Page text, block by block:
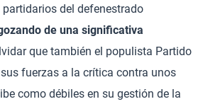
del defenestrado
de una significativa
que también el populista Partido
fuerzas a la crítica contra unos
como débiles en su gestión de la